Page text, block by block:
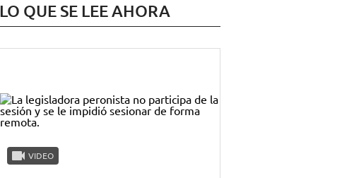
LO QUE SE LEE AHORA
VIDEO